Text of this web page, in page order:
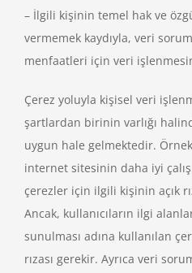
– İlgili kişinin temel hak ve
vermemek kaydıyla, veri
menfaatleri için veri
Çerez yoluyla kişisel veri
şartlardan birinin varlığı
uygun hale gelmektedir.
internet sitesinin daha iyi
çerezler için ilgili kişinin açık
Ancak, kullanıcıların ilgi
sunulması adına kullanılan
rızası gerekir. Ayrıca veri